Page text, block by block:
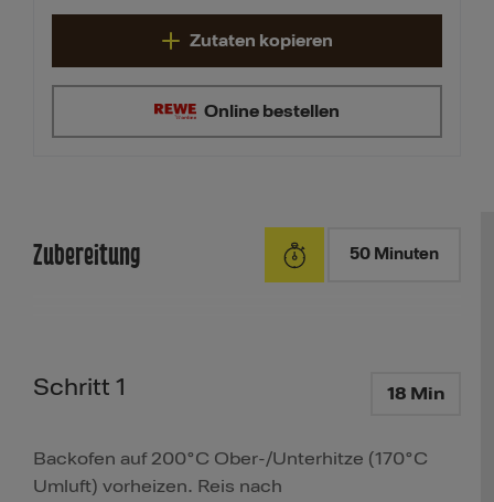
Online bestellen
Zutaten kopieren
Zubereitung 50 Minuten
Schritt 1 18 Min
Backofen auf 200°C Ober-/Unterhitze (170°C
Umluft) vorheizen. Reis nach